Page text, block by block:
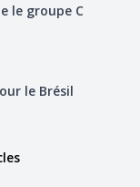
le groupe C
le Brésil